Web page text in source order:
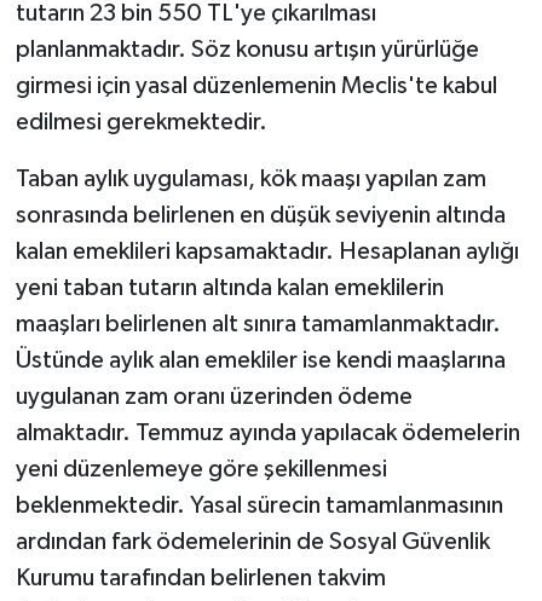
tutarın 23 bin 550 TL'ye çıkarılması
planlanmaktadır. Söz konusu artışın yürürlüğe
girmesi için yasal düzenlemenin Meclis'te kabul
edilmesi gerekmektedir.
Taban aylık uygulaması, kök maaşı yapılan zam
sonrasında belirlenen en düşük seviyenin altında
kalan emeklileri kapsamaktadır. Hesaplanan aylığı
yeni taban tutarın altında kalan emeklilerin
maaşları belirlenen alt sınıra tamamlanmaktadır.
Üstünde aylık alan emekliler ise kendi maaşlarına
uygulanan zam oranı üzerinden ödeme
almaktadır. Temmuz ayında yapılacak ödemelerin
yeni düzenlemeye göre şekillenmesi
beklenmektedir. Yasal sürecin tamamlanmasının
ardından fark ödemelerinin de Sosyal Güvenlik
Kurumu tarafından belirlenen takvim